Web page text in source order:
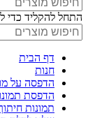
התחל להקליד
דף הבית
חנות
הדפסה על
הדפסת
תמונות